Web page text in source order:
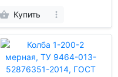
Купить